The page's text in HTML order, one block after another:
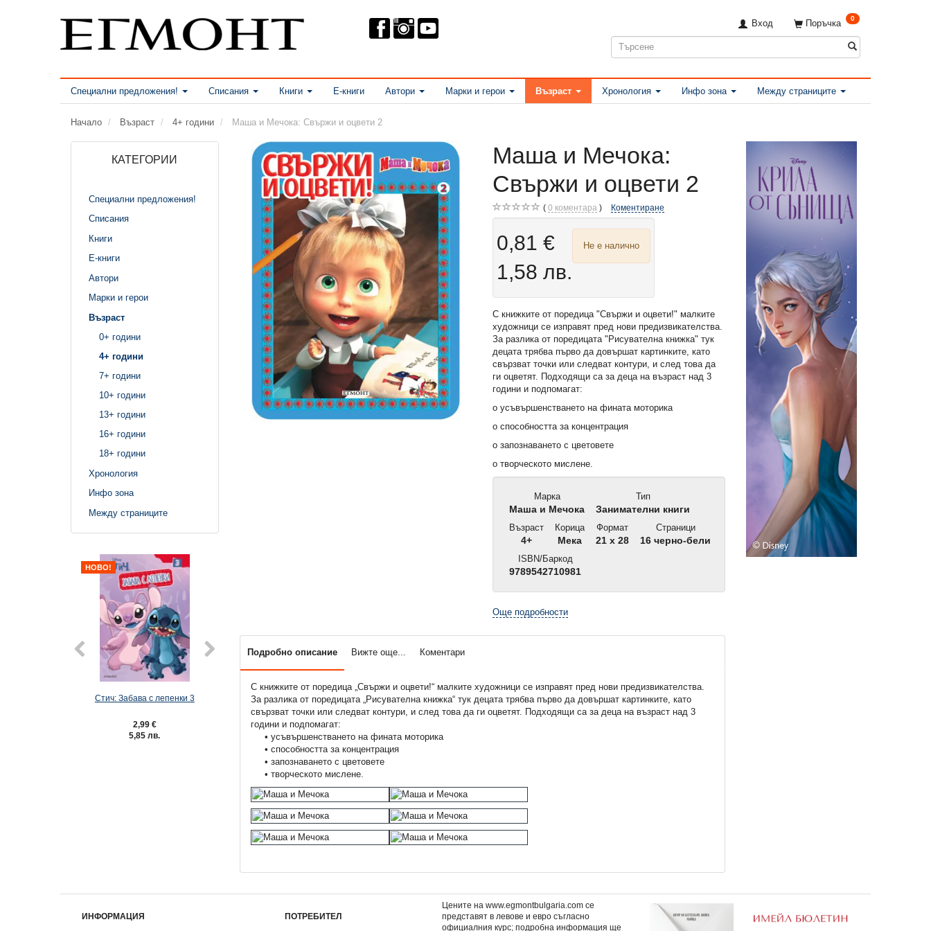
Поръчка 0
Вход
Специални предложения! Списания Книги Е-книги Автори Марки и герои Възраст Хронология Инфо зона Между страниците
Начало Възраст 4+ години Маша и Мечока: Свържи и оцвети 2
КАТЕГОРИИ
Специални предложения!
Списания
Книги
Е-книги
Автори
Марки и герои
Възраст
0+ години
4+ години
7+ години
10+ години
13+ години
16+ години
18+ години
Хронология
Инфо зона
Между страниците
НОВО!
Стич: Забава с лепенки 3
2,99 €
5,85 лв.
Спайди и невероятните му
приятели: Забава с лепенки 4
3,49 €
6,83 лв.
Списание МАЛКОТО ПОНИ,
4/26 •
6,85 лв.
НОВО!
Списание ХОТ УИЙЛС, 90 • Комплект МиниПотъри •
Маша и Мечока:
Свържи и оцвети 2
0 коментара Коментиране
0,81 €
1,58 лв.
Не е налично
С книжките от поредица "Свържи и оцвети!" малките
художници се изправят пред нови предизвикателства.
За разлика от поредицата "Рисувателна книжка" тук
децата трябва първо да довършат картинките, като
свързват точки или следват контури, и след това да
ги оцветят. Подходящи са за деца на възраст над 3
години и подпомагат:
o усъвършенстването на фината моторика
o способността за концентрация
o запознаването с цветовете
o творческото мислене.
Марка
Маша и Мечока
Тип
Занимателни книги
Възраст
4+
Корица
Мека
Формат
21 x 28
Страници
16 черно-бели
ISBN/Баркод
9789542710981
Още подробности
Подробно описание Вижте още... Коментари
С книжките от поредица „Свържи и оцвети!“ малките художници се изправят пред нови предизвикателства.
За разлика от поредицата „Рисувателна книжка“ тук децата трябва първо да довършат картинките, като
свързват точки или следват контури, и след това да ги оцветят. Подходящи са за деца на възраст над 3
години и подпомагат:
• усъвършенстването на фината моторика
• способността за концентрация
• запознаването с цветовете
• творческото мислене.
ИНФОРМАЦИЯ ПОТРЕБИТЕЛ
Цените на www.egmontbulgaria.com се
представят в левове и евро съгласно
официалния курс; подробна информация ще